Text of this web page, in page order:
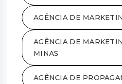
AGÊNCIA DE
AGÊNCIA DE
MINAS
AGÊNCIA DE